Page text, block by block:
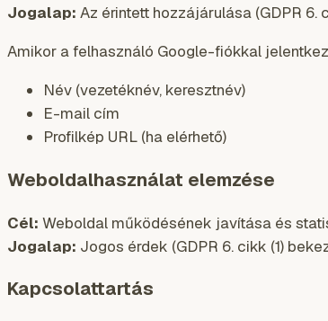
Jogalap: Az érintett hozzájárulása (GDPR 6.
Amikor a felhasználó Google-fiókkal
Név (vezetéknév, keresztnév)
E-mail cím
Profilkép URL (ha elérhető)
Weboldalhasználat elemzése
Cél: Weboldal működésének javítása és
Jogalap: Jogos érdek (GDPR 6. cikk (1)
Kapcsolattartás